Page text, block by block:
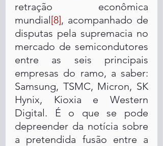
retração econômica
mundial[8], acompanhado de
disputas pela supremacia no
mercado de semicondutores
entre as seis principais
empresas do ramo, a saber:
Samsung, TSMC, Micron, SK
Hynix, Kioxia e Western
Digital. É o que se pode
depreender da notícia sobre
a pretendida fusão entre a